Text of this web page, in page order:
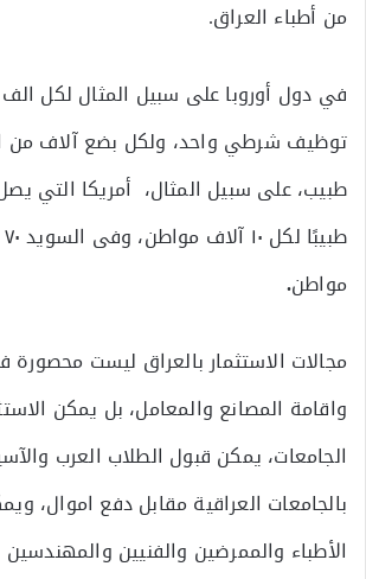
من أطباء العراق.
في دول أوروبا على سبيل المثال لكل
توظيف شرطي واحد، ولكل بضع آلاف من
مواطن.
مجالات الاستثمار بالعراق ليست محصورة
واقامة المصانع والمعامل، بل يمكن
الجامعات، يمكن قبول الطلاب العرب
بالجامعات العراقية مقابل دفع اموال،
الأطباء والممرضين والفنيين